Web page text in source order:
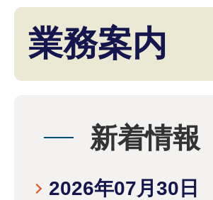
業務案内
新着情報
2026年07月30日